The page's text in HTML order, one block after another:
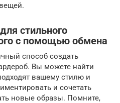
стильного
с помощью обмена
способ создать
Вы можете найти
вашему стилю и
и сочетать
новые образы. Помните,